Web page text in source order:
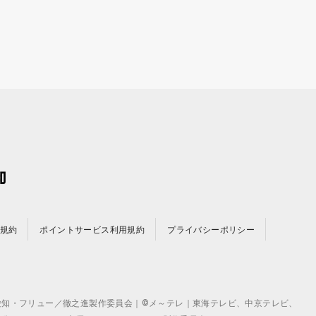
約 ポイントサービス利用規約 プライバシーポリシー
フリュー／徹之進製作委員会｜©メ～テレ｜東海テレビ、中京テレビ、